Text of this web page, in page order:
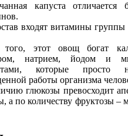
капуста
входят витамины
того, этот овощ богат
натрием, йодом и
которые просто
работы организма
глюкозы превосходит
а по количеству фруктозы –